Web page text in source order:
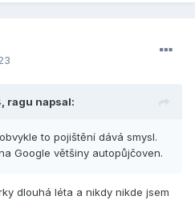
ragu napsal:
to pojištění dává smysl.
Google většiny autopůjčoven.
dlouhá léta a nikdy nikde jsem